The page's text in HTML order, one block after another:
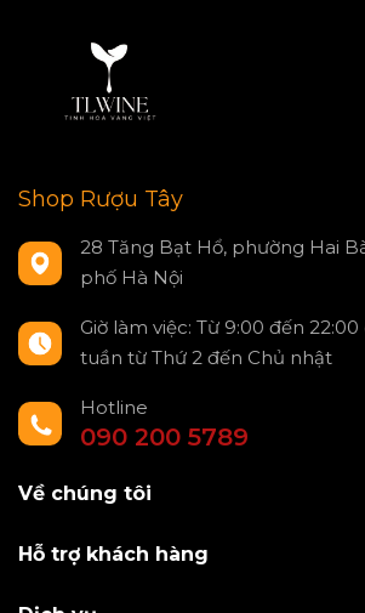
Shop Rượu Tây
28 Tăng Bạt Hổ, phường Hai
phố Hà Nội
Giờ làm việc: Từ 9:00 đến
tuần từ Thứ 2 đến Chủ nhật
Hotline
090 200 5789
Về chúng tôi
Hỗ trợ khách hàng